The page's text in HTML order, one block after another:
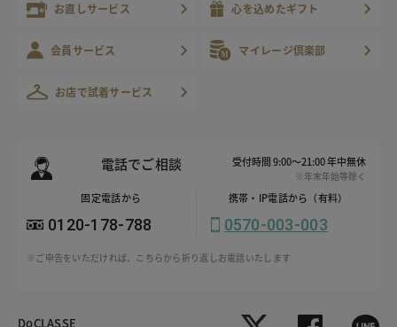
お直しサービス 心を込めたギフト
会員サービス マイレージ倶楽部
お店で試着サービス
電話でご相談 受付時間 9:00～21:00 年中無休
※年末年始等除く
固定電話から
0120-178-788
携帯・IP電話から（有料）
0570-003-003
※ご申告をいただければ、こちらから折り返しお電話いたします
DoCLASSE